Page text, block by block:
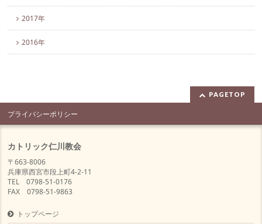
2017年
2016年
PAGETOP
プライバシーポリシー
カトリック仁川教会
〒663-8006
兵庫県西宮市段上町4-2-11
TEL 0798-51-0176
FAX 0798-51-9863
トップページ